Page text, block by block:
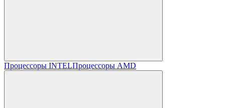
Процессоры INTELПроцессоры AMD